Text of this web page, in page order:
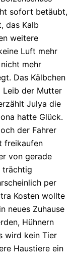
sofort betäubt,
das Kalb
weitere
Luft mehr
mehr
Das Kälbchen
Leib der Mutter
Julya die
hatte Glück.
der Fahrer
freikaufen
von gerade
trächtig
per
Kosten wollte
neues Zuhause
Hühnern
wird kein Tier
Haustiere ein